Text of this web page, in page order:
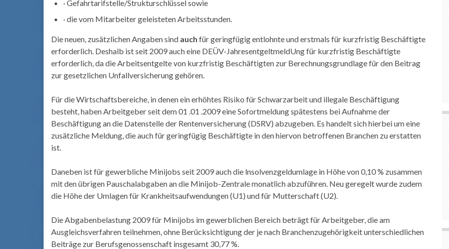
· Gefahrtarifstelle/Strukturschlüssel sowie
· die vom Mitarbeiter geleisteten Arbeitsstunden.
Die neuen, zusätzlichen Angaben sind auch für geringfügig entlohnte und erstmals für kurzfristig Beschäftigte
erforderlich. Deshalb ist seit 2009 auch eine DEÜV-JahresentgeltmeldUng für kurzfristig Beschäftigte
erforderlich, da die Arbeitsentgelte von kurzfristig Beschäftigten zur Berechnungsgrundlage für den Beitrag
zur gesetzlichen Unfallversicherung gehören.
Für die Wirtschaftsbereiche, in denen ein erhöhtes Risiko für Schwarzarbeit und illegale Beschäftigung
besteht, haben Arbeitgeber seit dem 01 .01 .2009 eine Sofortmeldung spätestens bei Aufnahme der
Beschäftigung an die Datenstelle der Rentenversicherung (DSRV) abzugeben. Es handelt sich hierbei um eine
zusätzliche Meldung, die auch für geringfügig Beschäftigte in den hiervon betroffenen Branchen zu erstatten
ist.
Daneben ist für gewerbliche Minijobs seit 2009 auch die lnsolvenzgeldumlage in Höhe von 0,10 % zusammen
mit den übrigen Pauschalabgaben an die Minijob-Zentrale monatlich abzuführen. Neu geregelt wurde zudem
die Höhe der Umlagen für Krankheitsaufwendungen (U1) und für Mutterschaft (U2).
Die Abgabenbelastung 2009 für Minijobs im gewerblichen Bereich beträgt für Arbeitgeber, die am
Ausgleichsverfahren teilnehmen, ohne Berücksichtigung der je nach Branchenzugehörigkeit unterschiedlichen
Beiträge zur Berufsgenossenschaft insgesamt 30,77 %.